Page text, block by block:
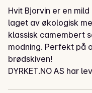
Hvit Bjorvin er en
laget av økologisk
klassisk camembert
modning. Perfekt på
brødskiven!
DYRKET.NO AS har